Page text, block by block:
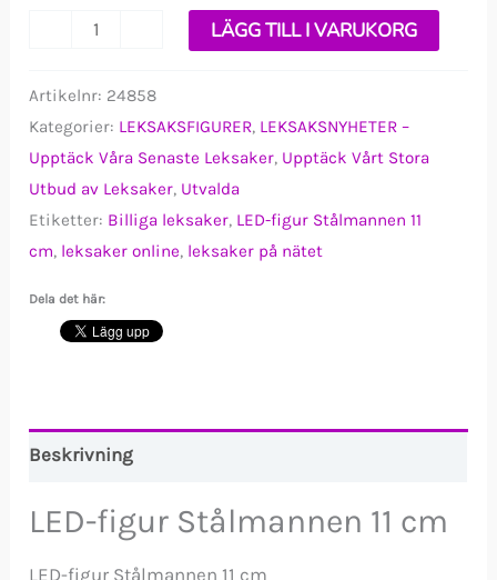
Stålmannen
11
cm
mängd
LÄGG TILL I VARUKORG
Artikelnr: 24858
Kategorier: LEKSAKSFIGURER, LEKSAKSNYHETER –
Upptäck Våra Senaste Leksaker, Upptäck Vårt Stora
Utbud av Leksaker, Utvalda
Etiketter: Billiga leksaker, LED-figur Stålmannen 11
cm, leksaker online, leksaker på nätet
Dela det här:
Beskrivning
LED-figur Stålmannen 11 cm
LED-figur Stålmannen 11 cm